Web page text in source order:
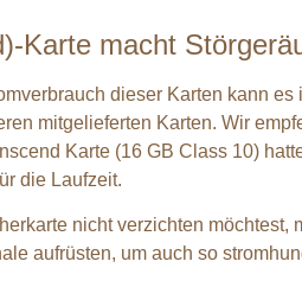
Karte macht
dieser Karten kann
mitgelieferten Karten. Wir
Karte (16 GB Class 10)
die Laufzeit.
nicht verzichten
aufrüsten, um auch so